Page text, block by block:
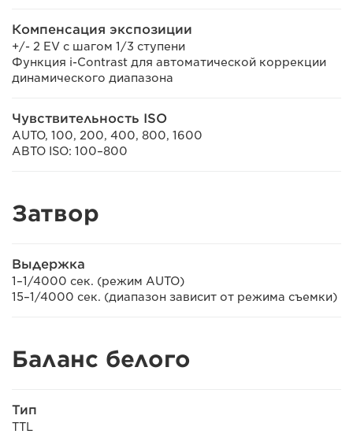
Компенсация экспозиции
+/- 2 EV с шагом 1/3 ступени
Функция i-Contrast для автоматической коррекции
динамического диапазона
Чувствительность ISO
AUTO, 100, 200, 400, 800, 1600
АВТО ISO: 100–800
Затвор
Выдержка
1–1/4000 сек. (режим AUTO)
15–1/4000 сек. (диапазон зависит от режима съемки)
Баланс белого
Тип
TTL